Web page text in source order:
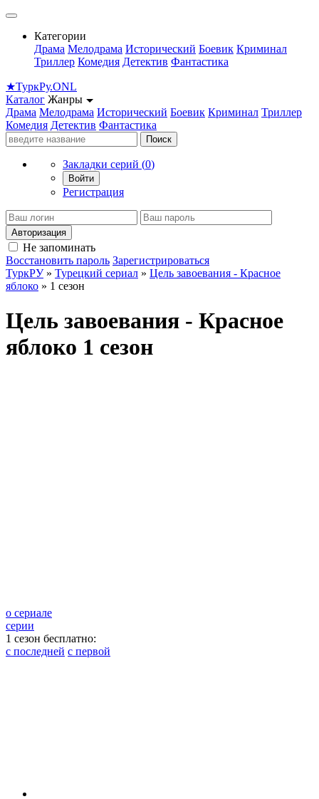
Категории
Драма Мелодрама Исторический Боевик Криминал
Триллер Комедия Детектив Фантастика
★ТуркРу.ONL
Каталог Жанры
Драма Мелодрама Исторический Боевик Криминал Триллер
Комедия Детектив Фантастика
Поиск
Закладки серий (0)
Войти
Регистрация
Авторизация
Не запоминать
Восстановить пароль Зарегистрироваться
ТуркРУ» Турецкий сериал » Цель завоевания - Красное
яблоко » 1 сезон
Цель завоевания - Красное
яблоко 1 сезон
о сериале
серии
1 сезон бесплатно:
с последней с первой